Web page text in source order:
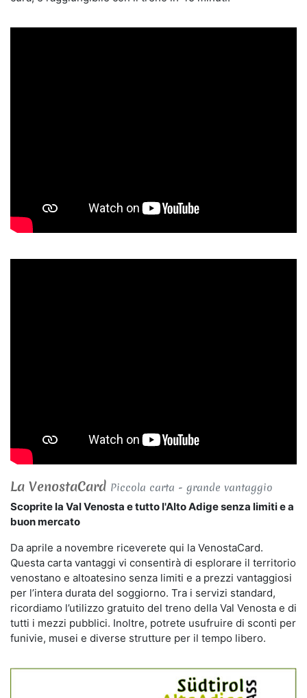
La VenostaCard Piccola carta - grande vantaggio
Scoprite la Val Venosta e tutto l'Alto Adige senza limiti e a
buon mercato
Da aprile a novembre riceverete qui la VenostaCard.
Questa carta vantaggi vi consentirà di esplorare il territorio
venostano e altoatesino senza limiti e a prezzi vantaggiosi
per l’intera durata del soggiorno. Tra i servizi standard,
ricordiamo l’utilizzo gratuito del treno della Val Venosta e di
tutti i mezzi pubblici. Inoltre, potrete usufruire di sconti per
funivie, musei e diverse strutture per il tempo libero.